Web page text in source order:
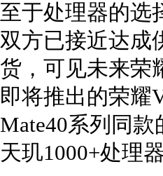
至于处理器的选
双方已接近达成
货，可见未来荣
即将推出的荣耀
Mate40系列同
天玑1000+处理器